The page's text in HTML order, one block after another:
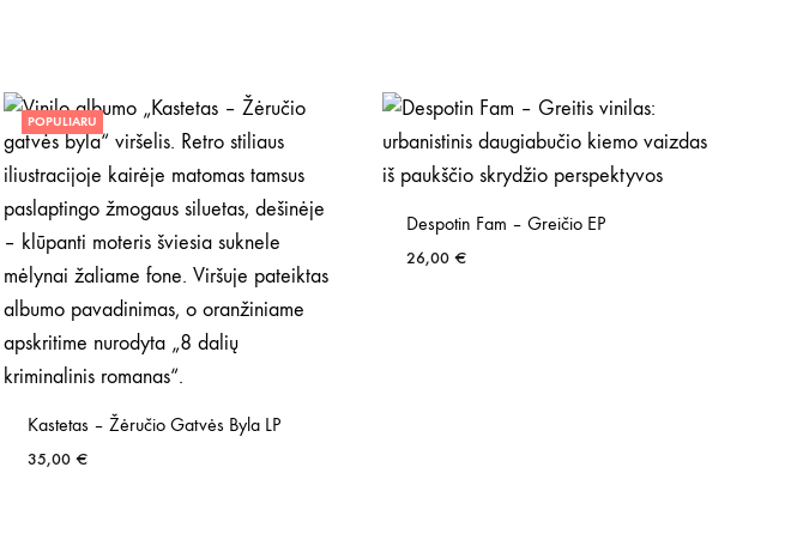
POPULIARU
Kastetas – Žėručio Gatvės Byla LP
35,00 €
Despotin Fam – Greičio EP
26,00 €